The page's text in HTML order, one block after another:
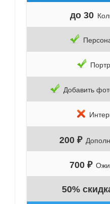
до 30
Добавить
200 ₽
700 ₽
50%